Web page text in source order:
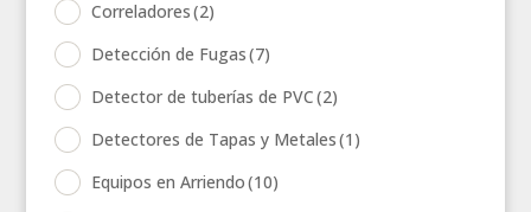
Correladores(2)
Detección de Fugas(7)
Detector de tuberías de PVC(2)
Detectores de Tapas y Metales(1)
Equipos en Arriendo(10)